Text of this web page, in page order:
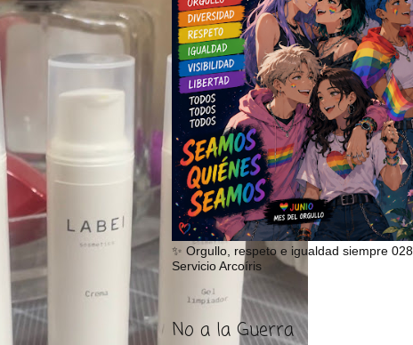
✨ Orgullo, respeto e igualdad siempre 028
Servicio Arcoíris
No a la Guerra